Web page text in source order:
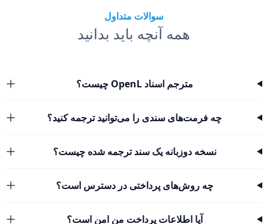
سوالات متداول
همه آنچه باید بدانید
مترجم اسناد OpenL چیست؟
چه فرمت‌های سندی را می‌توانید ترجمه کنید؟
نسخه دوزبانه یک سند ترجمه شده چیست؟
چه روش‌های پرداختی در دسترس است؟
آیا اطلاعات پرداخت من امن است؟